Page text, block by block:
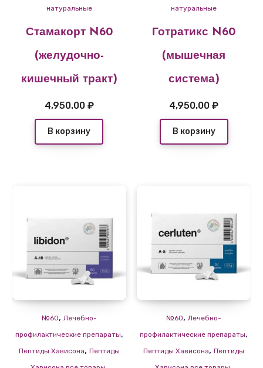
натуральные
Стамакорт N60
(желудочно-
кишечный тракт)
4,950.00 ₽
В корзину
натуральные
Готратикс N60
(мышечная
система)
4,950.00₽
В корзину
№60, Лечебно-
профилактические препараты,
Пептиды Хависона, Пептиды
№60,Лечебно-
профилактические препараты,
Пептиды Хависона,Пептиды